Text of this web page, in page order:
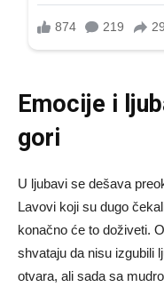
Emocije i
gori
U ljubavi se dešava
Lavovi koji su dugo
konačno će to doživeti.
shvataju da nisu izgubili
otvara, ali sada sa